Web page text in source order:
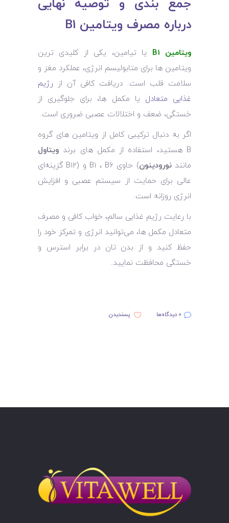
جمع ‌بندی و توصیه نهایی
درباره مصرف ویتامین B1
ویتامین B1
یا تیامین، یکی از کلیدی ‌ترین
ویتامین ‌ها برای متابولیسم انرژی، عملکرد مغز و
سلامت قلب است. دریافت کافی آن از رژیم
غذایی متعادل یا مکمل ‌ها، برای جلوگیری از
خستگی، ضعف و اختلالات عصبی ضروری است.
اگر به دنبال ترکیبی کامل از ویتامین ‌های گروه
B هستید، استفاده از مکمل ‌های برند
ویتاول
مانندنورودینون
) حاوی B1 ، B6 و (B12 گزینه‌ای
عالی برای حمایت از سیستم عصبی و افزایش
انرژی روزانه است.
با رعایت رژیم غذایی سالم، خواب کافی و مصرف
متعادل مکمل ‌ها، می‌توانید انرژی و تمرکز خود را
حفظ کنید و از بدن ‌تان در برابر استرس و
خستگی محافظت نمایید.
0 دیدگاه‌ها پسندیدن